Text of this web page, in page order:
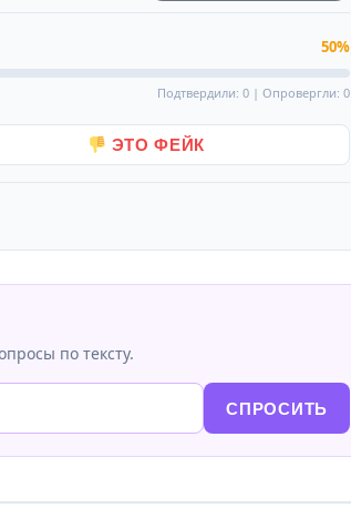
50%
Подтвердили: 0 | Опровергли: 0
ЭТО ФЕЙК
по тексту.
СПРОСИТЬ